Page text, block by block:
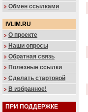
Обмен ссылками
IVLIM.RU
О проекте
Наши опросы
Обратная связь
Полезные ссылки
Сделать стартовой
В избранное!
ПРИ ПОДДЕРЖКЕ